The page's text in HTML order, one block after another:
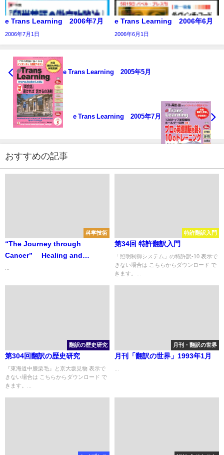
e Trans Learning 2006年7月
2006年7月1日
e Trans Learning 2006年6月
2006年6月1日
e Trans Learning 2005年5月
e Trans Learning 2005年7月
おすすめの記事
科学技術
“The Journey through
Cancer” Healing and
特許翻訳入門
第34回 特許翻訳入門
「照明制御システム」の特許訳-10 表示で
きない場合は こちらからダウンロード で
きます。...
翻訳の歴史研究
第304回翻訳の歴史研究
『東海道中膝栗毛』と京大坂見物 表示で
きない場合は こちらからダウンロード で
きます。...
月刊・翻訳の世界
月刊「翻訳の世界」1993年1月